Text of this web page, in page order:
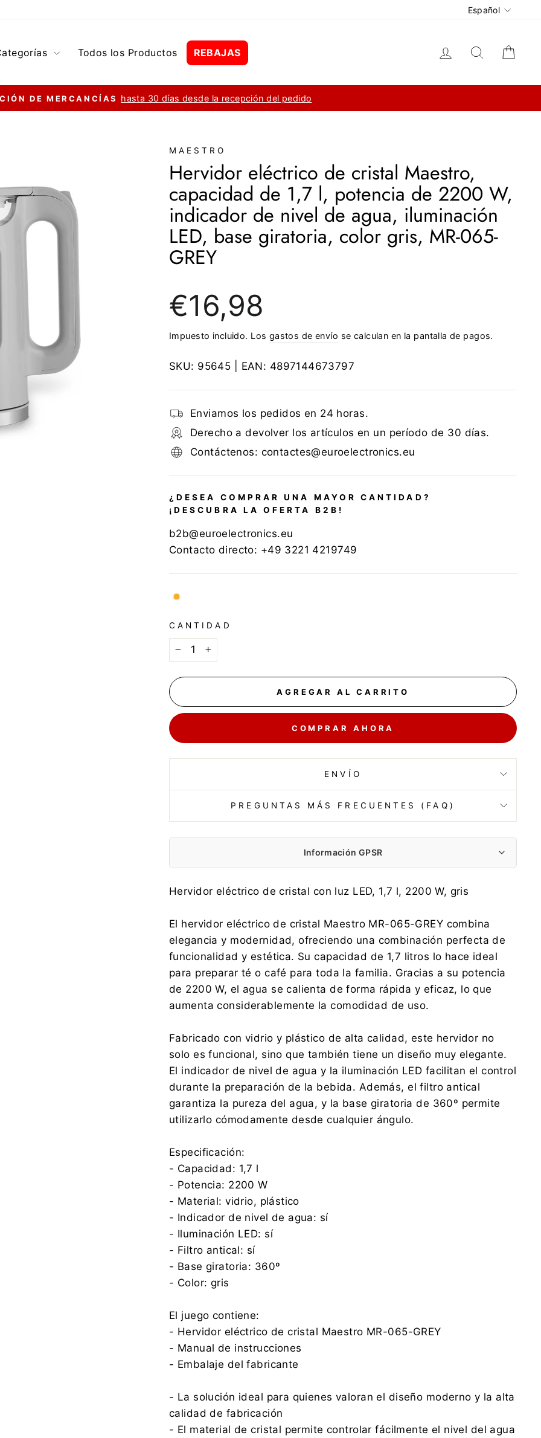
Idioma
Español
Todos los Productos REBAJAS Ingresar Buscar
diapositivas
DE MERCANCÍAS hasta 30 días desde la recepción del pedido
MAESTRO
Hervidor eléctrico de cristal Maestro,
capacidad de 1,7 l, potencia de 2200 W,
indicador de nivel de agua, iluminación
LED, base giratoria, color gris, MR-065-
GREY
regular
€16,98
Impuesto incluido. Los gastos de envío se calculan en la pantalla de pagos.
SKU: 95645 | EAN: 4897144673797
Enviamos los pedidos en 24 horas.
Derecho a devolver los artículos en un período de 30 días.
Contáctenos: contactes@euroelectronics.eu
¿DESEA COMPRAR UNA MAYOR CANTIDAD?
¡DESCUBRA LA OFERTA B2B!
b2b@euroelectronics.eu
Contacto directo: +49 3221 4219749
CANTIDAD
AGREGAR AL CARRITO
COMPRAR AHORA
ENVÍO
PREGUNTAS MÁS FRECUENTES (FAQ)
Información GPSR
Fabricante:
KITCHEN & HOME INTERNATIONAL Sp. z o.o.
Sokołowska 10, 05-090 Puchały
500 217 336
Importador:
KITCHEN & HOME INTERNATIONAL Sp. z o.o.
Sokołowska 10, 05-090 Puchały
info@feel-maestro.eu
500 217 336
Hervidor eléctrico de cristal con luz LED, 1,7 l, 2200 W, gris
El hervidor eléctrico de cristal Maestro MR-065-GREY combina
elegancia y modernidad, ofreciendo una combinación perfecta de
funcionalidad y estética. Su capacidad de 1,7 litros lo hace ideal
para preparar té o café para toda la familia. Gracias a su potencia
de 2200 W, el agua se calienta de forma rápida y eficaz, lo que
aumenta considerablemente la comodidad de uso.
Fabricado con vidrio y plástico de alta calidad, este hervidor no
solo es funcional, sino que también tiene un diseño muy elegante.
El indicador de nivel de agua y la iluminación LED facilitan el control
durante la preparación de la bebida. Además, el filtro antical
garantiza la pureza del agua, y la base giratoria de 360º permite
utilizarlo cómodamente desde cualquier ángulo.
Especificación:
- Capacidad: 1,7 l
- Potencia: 2200 W
- Material: vidrio, plástico
- Indicador de nivel de agua: sí
- Iluminación LED: sí
- Filtro antical: sí
- Base giratoria: 360º
- Color: gris
El juego contiene:
- Hervidor eléctrico de cristal Maestro MR-065-GREY
- Manual de instrucciones
- Embalaje del fabricante
- La solución ideal para quienes valoran el diseño moderno y la alta
calidad de fabricación
- El material de cristal permite controlar fácilmente el nivel del agua